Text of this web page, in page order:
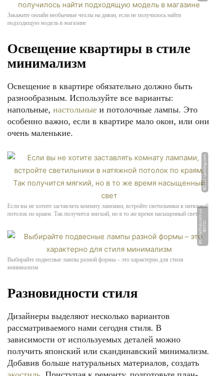
Закажите онлайн необычные чехлы на диван, если не получилось найти
подходящую модель в магазине
Освещение квартиры в стиле
минимализм
Освещение в квартире обязательно должно быть
разнообразным. Используйте все варианты:
напольные, настольные и потолочные лампы. Это
особенно важно, если в квартире мало окон, или они
очень маленькие.
ФОТО: i.pinimg.com
Если вы не хотите заставлять комнату лампами, встройте светильники в натяжной
потолок по краям. Так получится мягкий, но в то же время насыщенный свет
Ф
О
Т
О:
k
h
o
m
y
c
h
u
k.
c
o
m.
u
a
Выбирайте подвесные лампы разной формы – это характерно для стиля
минимализм
Разновидности стиля
Дизайнеры выделяют несколько вариантов
рассматриваемого нами сегодня стиля. В
зависимости от используемых деталей можно
получить японский или скандинавский минимализм.
Добавив больше натуральных материалов, создать